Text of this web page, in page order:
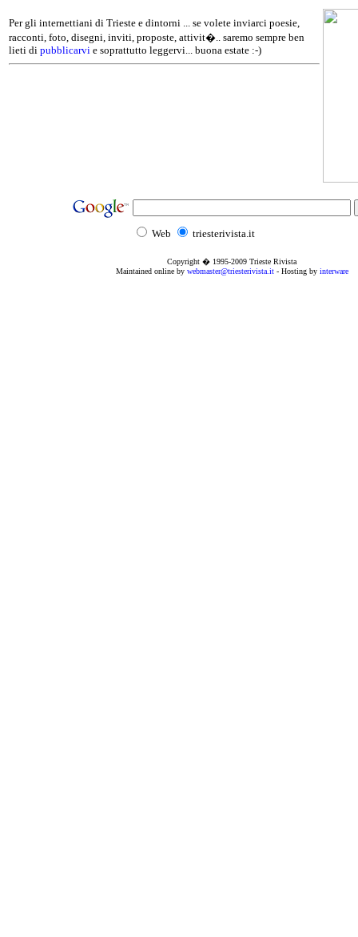
Per gli internettiani di Trieste e dintorni ... se volete inviarci poesie,
racconti, foto, disegni, inviti, proposte, attivit�.. saremo sempre ben
lieti di pubblicarvi e soprattutto leggervi... buona estate :-)
Web triesterivista.it
Copyright � 1995-2009 Trieste Rivista
Maintained online by webmaster@triesterivista.it- Hosting by interware